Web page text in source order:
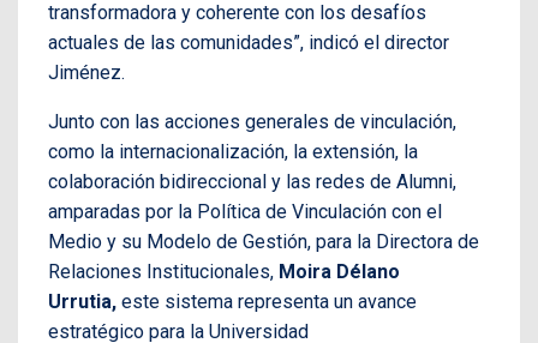
transformadora y coherente con los desafíos
actuales de las comunidades”, indicó el director
Jiménez.
Junto con las acciones generales de vinculación,
como la internacionalización, la extensión, la
colaboración bidireccional y las redes de Alumni,
amparadas por la Política de Vinculación con el
Medio y su Modelo de Gestión, para la Directora de
Relaciones Institucionales, Moira Délano
Urrutia, este sistema representa un avance
estratégico para la Universidad